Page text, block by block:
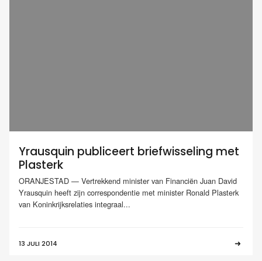
Yrausquin publiceert briefwisseling met
Plasterk
ORANJESTAD — Vertrekkend minister van Financiën Juan David
Yrausquin heeft zijn correspondentie met minister Ronald Plasterk
van Koninkrijksrelaties integraal...
13 JULI 2014